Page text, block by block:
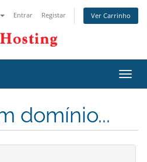
Entrar Registar Ver Carrinho
domínio...